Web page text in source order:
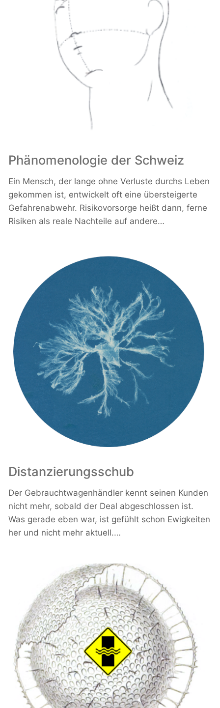
Phänomenologie der Schweiz
Ein Mensch, der lange ohne Verluste durchs Leben
gekommen ist, entwickelt oft eine übersteigerte
Gefahrenabwehr. Risikovorsorge heißt dann, ferne
Risiken als reale Nachteile auf andere…
Distanzierungsschub
Der Gebrauchtwagenhändler kennt seinen Kunden
nicht mehr, sobald der Deal abgeschlossen ist.
Was gerade eben war, ist gefühlt schon Ewigkeiten
her und nicht mehr aktuell.…